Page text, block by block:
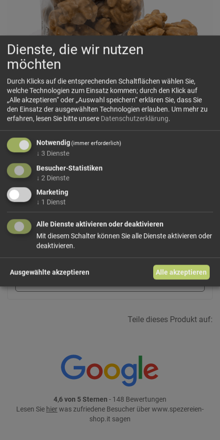
Erdnuss-Karamell-Hügel
🌡️ Bei heißen Temperaturen von über 25°C können wir leider
keine Garantie geben, dass die Produkte auf dem
Versandweg unversehrt bleiben und nicht geschmolzen bei
Ihnen ankommen.
Erdnüsse mit Karamellschokolade und Meersalz (40 %
Karamellschokolade, 60 % Erdnüsse, 0,25 % Meersalz)
Zutaten:Erdnüsse60 %,...
mehr Infos +
Größe: 200 g Preis: 4,40 €
Teile dieses Produkt auf:
4,6 von 5 Sternen - 148 Bewertungen
Lesen Sie hierwas zufriedene Besucher über www.spezereien-
shop.it sagen
Dienste, die wir nutzen
möchten
Durch Klicks auf die entsprechenden Schaltflächen wählen Sie,
welche Technologien zum Einsatz kommen; durch den Klick auf
„Alle akzeptieren“ oder „Auswahl speichern“ erklären Sie, dass Sie
den Einsatz der ausgewählten Technologien erlauben. Um mehr zu
erfahren, lesen Sie bitte unsere Datenschutzerklärung.
Notwendig(immer erforderlich)
↓ 3 Dienste
Besucher-Statistiken
↓ 2 Dienste
Marketing
↓ 1 Dienst
Alle Dienste aktivieren oder deaktivieren
Mit diesem Schalter können Sie alle Dienste aktivieren oder
deaktivieren.
Ausgewählte akzeptieren Alle akzeptieren